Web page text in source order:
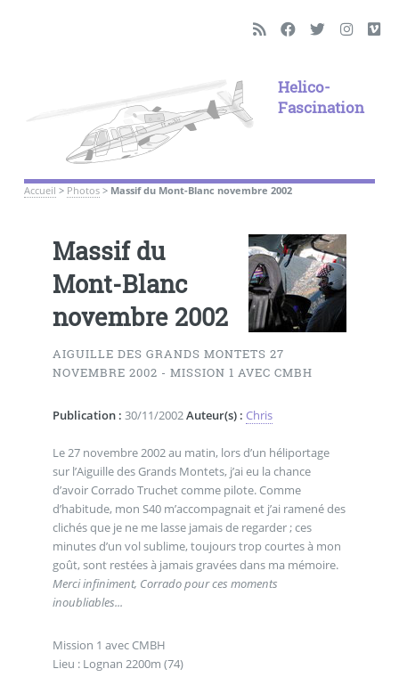
Helico-
Fascination
Accueil > Photos> Massif du Mont-Blanc novembre 2002
Massif du
Mont-Blanc
novembre 2002
AIGUILLE DES GRANDS MONTETS 27
NOVEMBRE 2002 - MISSION 1 AVEC CMBH
Publication : 30/11/2002Auteur(s) : Chris
Le 27 novembre 2002 au matin, lors d’un héliportage
sur l’Aiguille des Grands Montets, j’ai eu la chance
d’avoir Corrado Truchet comme pilote. Comme
d’habitude, mon S40 m’accompagnait et j’ai ramené des
clichés que je ne me lasse jamais de regarder ; ces
minutes d’un vol sublime, toujours trop courtes à mon
goût, sont restées à jamais gravées dans ma mémoire.
Merci infiniment, Corrado pour ces moments
inoubliables...
Mission 1 avec CMBH
Lieu : Lognan 2200m (74)